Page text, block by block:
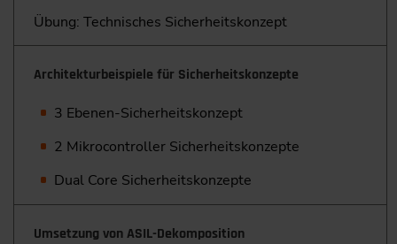
Übung: Technisches Sicherheitskonzept
Architekturbeispiele für Sicherheitskonzepte
3 Ebenen-Sicherheitskonzept
2 Mikrocontroller Sicherheitskonzepte
Dual Core Sicherheitskonzepte
Umsetzung von ASIL-Dekomposition